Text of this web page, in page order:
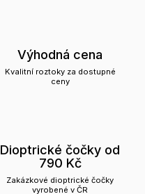
Výhodná cena
Kvalitní roztoky za dostupné
ceny
Dioptrické čočky od
790 Kč
Zakázkové dioptrické čočky
vyrobené v ČR